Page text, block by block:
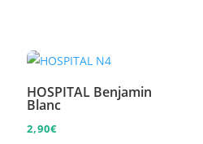
HOSPITAL Benjamin
Blanc
2,90€